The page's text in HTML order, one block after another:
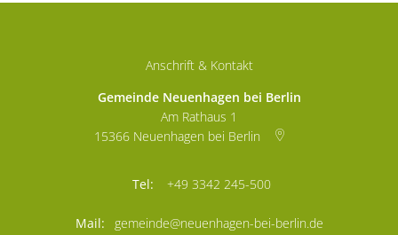
Anschrift & Kontakt
Gemeinde Neuenhagen bei Berlin
Am Rathaus 1
15366 Neuenhagen bei Berlin
+49 3342 245-500
gemeinde@neuenhagen-bei-berlin.de